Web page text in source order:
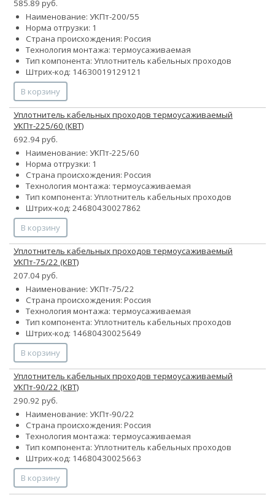
585.89 руб.
Наименование: УКПт-200/55
Норма отгрузки: 1
Страна происхождения: Россия
Технология монтажа: термоусаживаемая
Тип компонента: Уплотнитель кабельных проходов
Штрих-код: 14630019129121
В корзину
Уплотнитель кабельных проходов термоусаживаемый
УКПт-225/60 (КВТ)
692.94 руб.
Наименование: УКПт-225/60
Норма отгрузки: 1
Страна происхождения: Россия
Технология монтажа: термоусаживаемая
Тип компонента: Уплотнитель кабельных проходов
Штрих-код: 24680430027862
В корзину
Уплотнитель кабельных проходов термоусаживаемый
УКПт-75/22 (КВТ)
207.04 руб.
Наименование: УКПт-75/22
Страна происхождения: Россия
Технология монтажа: термоусаживаемая
Тип компонента: Уплотнитель кабельных проходов
Штрих-код: 14680430025649
В корзину
Уплотнитель кабельных проходов термоусаживаемый
УКПт-90/22 (КВТ)
290.92 руб.
Наименование: УКПт-90/22
Страна происхождения: Россия
Технология монтажа: термоусаживаемая
Тип компонента: Уплотнитель кабельных проходов
Штрих-код: 14680430025663
В корзину